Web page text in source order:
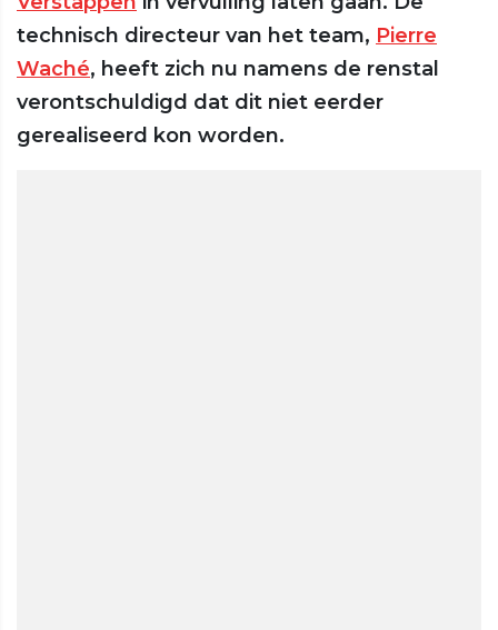
technisch directeur van het team, Pierre
Waché, heeft zich nu namens de renstal
verontschuldigd dat dit niet eerder
gerealiseerd kon worden.